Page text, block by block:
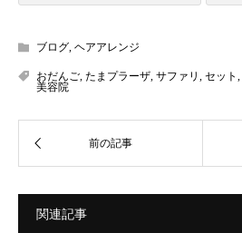
ブログ, ヘアアレンジ
おだんご, たまプラーザ, サファリ , セット ,
美容院
関連記事